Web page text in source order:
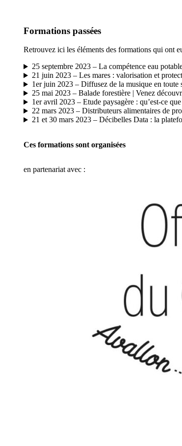
Formations passées
Retrouvez ici les éléments des formations qui ont
25 septembre 2023 – La compétence eau
21 juin 2023 – Les mares : valorisation et
1er juin 2023 – Diffusez de la musique en
25 mai 2023 – Balade forestière | Venez
1er avril 2023 – Etude paysagère : qu’est-ce
22 mars 2023 – Distributeurs alimentaires de
21 et 30 mars 2023 – Décibelles Data : la
Ces formations sont organisées
en partenariat avec :